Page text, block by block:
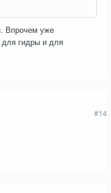
Впрочем уже
гидры и для
#14